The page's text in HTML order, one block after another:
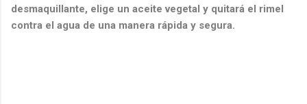
desmaquillante, elige un aceite vegetal y quitará el rimel
contra el agua de una manera rápida y segura.